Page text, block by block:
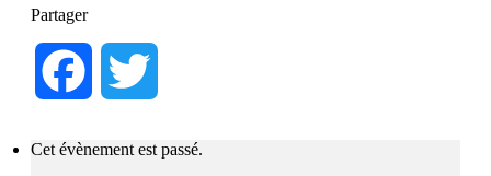
Partager
Facebook
Cet évènement est passé.